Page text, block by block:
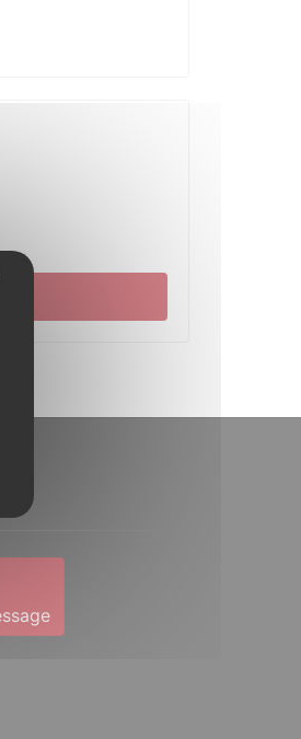
Masquer le bandeau des cookies